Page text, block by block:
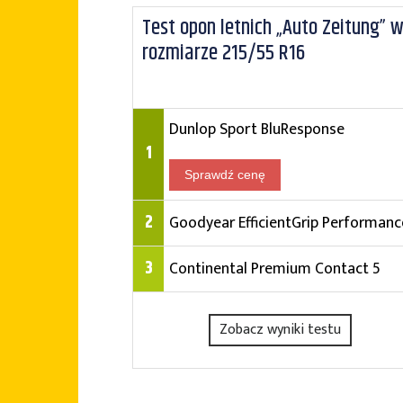
Test opon letnich „Auto Zeitung” w
rozmiarze 215/55 R16
1
Dunlop Sport BluResponse
Sprawdź cenę
2 Goodyear EfficientGrip
3 Continental Premium Contact 5
Zobacz wyniki testu